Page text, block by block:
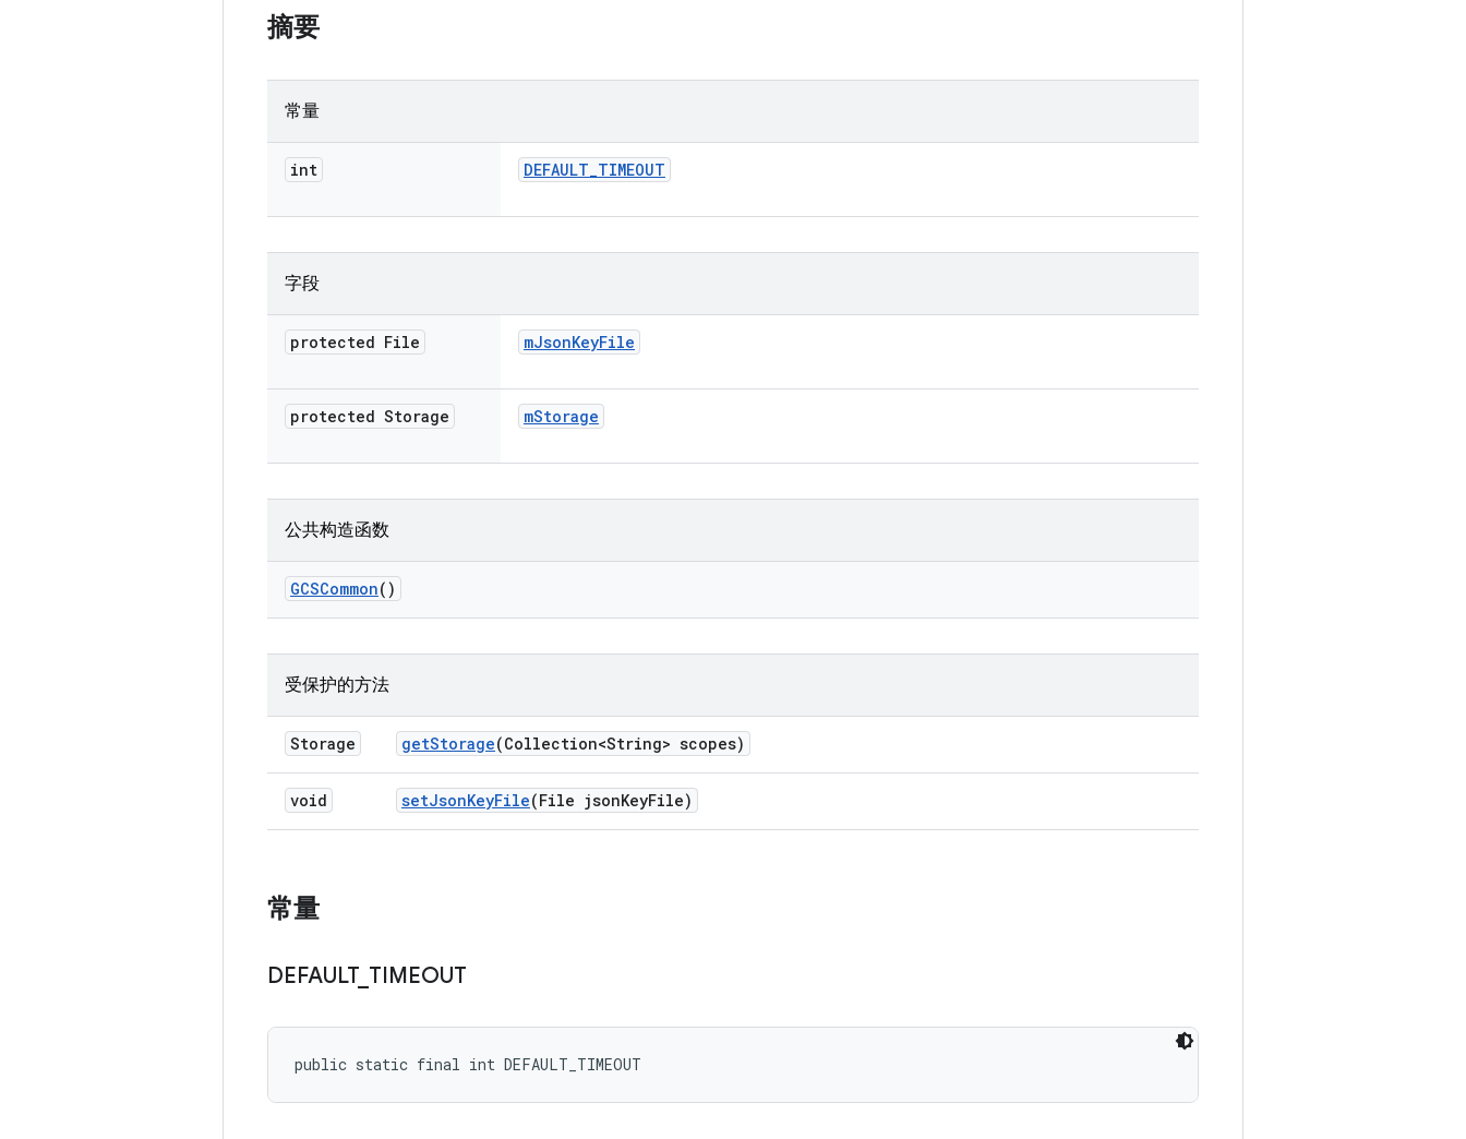
摘要
常量
int DEFAULT_TIMEOUT
字段
protected File mJsonKeyFile
protected Storage mStorage
公共构造函数
GCSCommon()
受保护的方法
Storage getStorage(Collection<String> scopes)
void setJsonKeyFile(File jsonKeyFile)
常量
DEFAULT_ TIMEOUT
public static final int DEFAULT_TIMEOUT